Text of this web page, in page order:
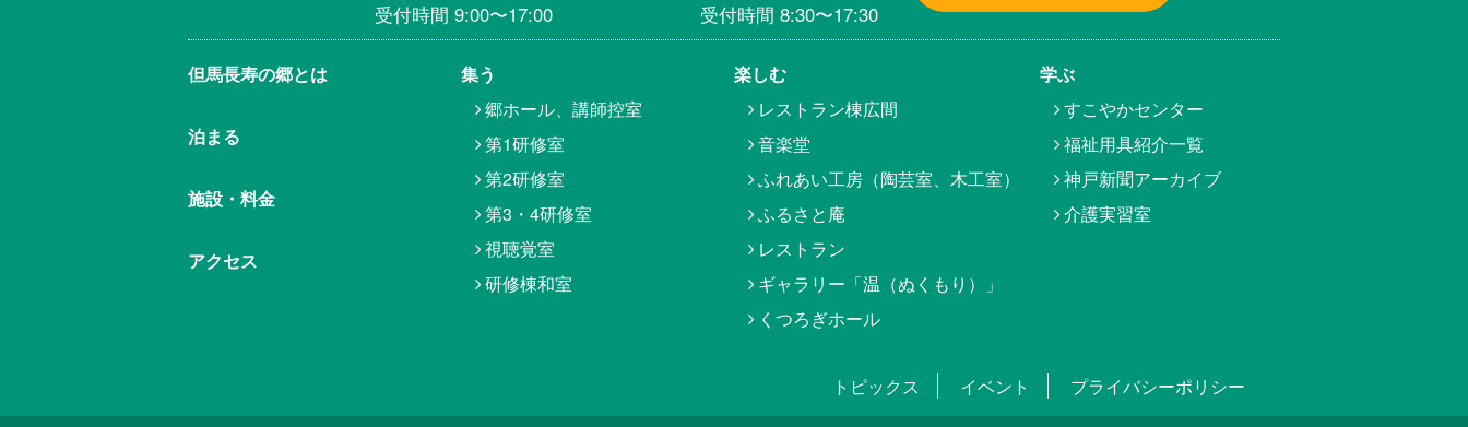
受付時間 9:00〜17:00 受付時間 8:30〜17:30
但馬⾧寿の郷とは
泊まる
施設・料金
アクセス
集う
郷ホール、講師控室
第1研修室
第2研修室
第3・4研修室
視聴覚室
研修棟和室
楽しむ
レストラン棟広間
音楽堂
ふれあい工房（陶芸室、木工室）
ふるさと庵
レストラン
ギャラリー「温（ぬくもり）」
くつろぎホール
学ぶ
すこやかセンター
福祉用具紹介一覧
神戸新聞アーカイブ
介護実習室
トピックス イベント プライバシーポリシー